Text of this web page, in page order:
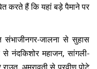
करते हैं कि यहां बड़े पैमाने पर
जालना से सुहास
नंदकिशोर महाजन, सांगली-